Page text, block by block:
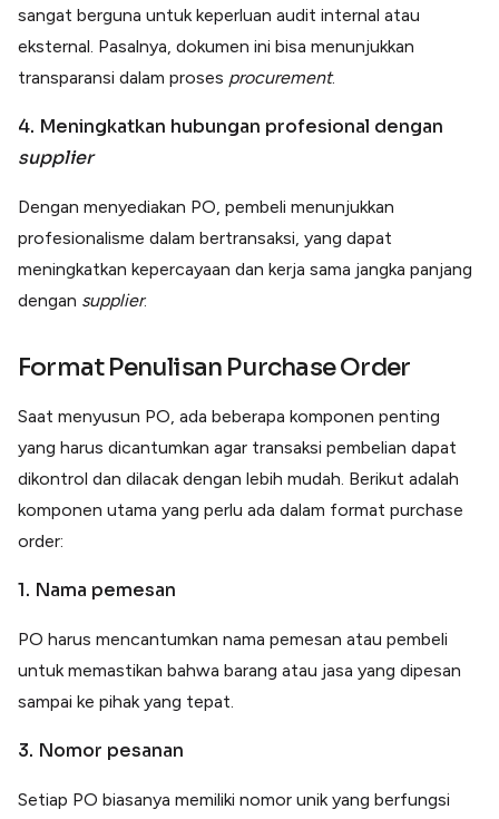
sangat berguna untuk keperluan audit internal atau
eksternal. Pasalnya, dokumen ini bisa menunjukkan
transparansi dalam proses procurement.
4. Meningkatkan hubungan profesional dengan
supplier
Dengan menyediakan PO, pembeli menunjukkan
profesionalisme dalam bertransaksi, yang dapat
meningkatkan kepercayaan dan kerja sama jangka panjang
dengan supplier.
Format Penulisan Purchase Order
Saat menyusun PO, ada beberapa komponen penting
yang harus dicantumkan agar transaksi pembelian dapat
dikontrol dan dilacak dengan lebih mudah. Berikut adalah
komponen utama yang perlu ada dalam format purchase
order:
1. Nama pemesan
PO harus mencantumkan nama pemesan atau pembeli
untuk memastikan bahwa barang atau jasa yang dipesan
sampai ke pihak yang tepat.
3. Nomor pesanan
Setiap PO biasanya memiliki nomor unik yang berfungsi